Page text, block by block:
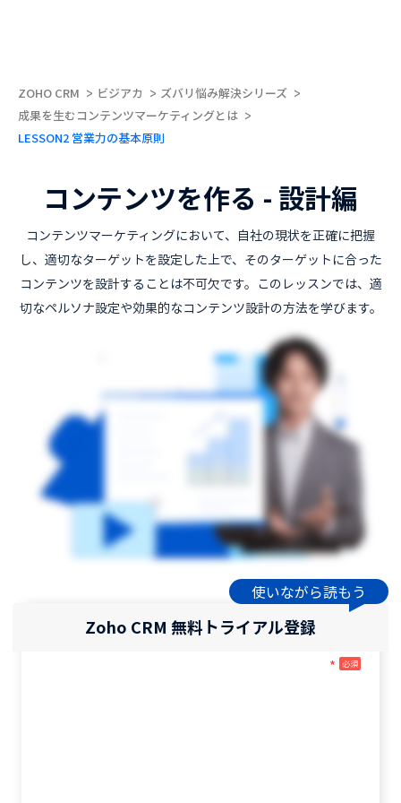
ZOHO CRM ビジアカ
ズバリ悩み解決シリーズ
成果を生むコンテンツマーケティングとは
LESSON2 営業力の基本原則
コンテンツを作る - 設計編
コンテンツマーケティングにおいて、自社の現状を正確に把握
し、適切なターゲットを設定した上で、そのターゲットに合った
コンテンツを設計することは不可欠です。このレッスンでは、適
切なペルソナ設定や効果的なコンテンツ設計の方法を学びます。
Zoho CRM 無料トライアル登録
使いながら読もう
* 必須